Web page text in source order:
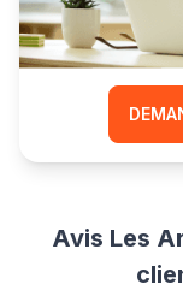
Comparez
de votre
Avis Les